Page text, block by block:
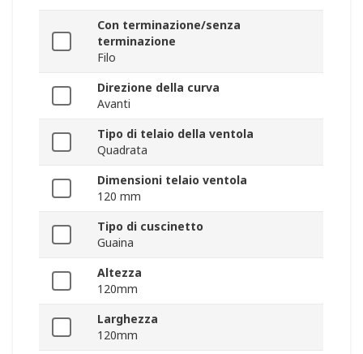
Con terminazione/senza
terminazione
Filo
Direzione della curva
Avanti
Tipo di telaio della ventola
Quadrata
Dimensioni telaio ventola
120 mm
Tipo di cuscinetto
Guaina
Altezza
120mm
Larghezza
120mm